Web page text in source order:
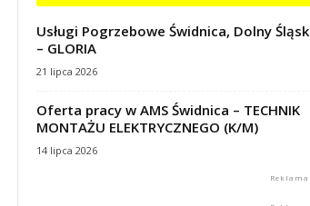
Usługi Pogrzebowe Świdnica, Dolny Śląsk
– GLORIA
21 lipca 2026
Oferta pracy w AMS Świdnica – TECHNIK
MONTAŻU ELEKTRYCZNEGO (K/M)
14 lipca 2026